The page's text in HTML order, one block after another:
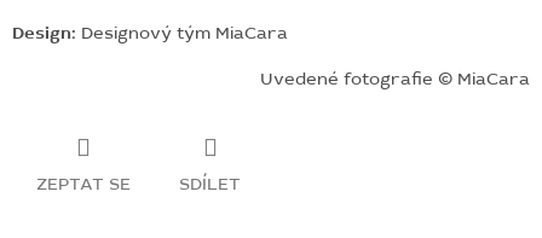
Design: Designový tým MiaCara
Uvedené fotografie © MiaCara
ZEPTAT SE SDÍLET